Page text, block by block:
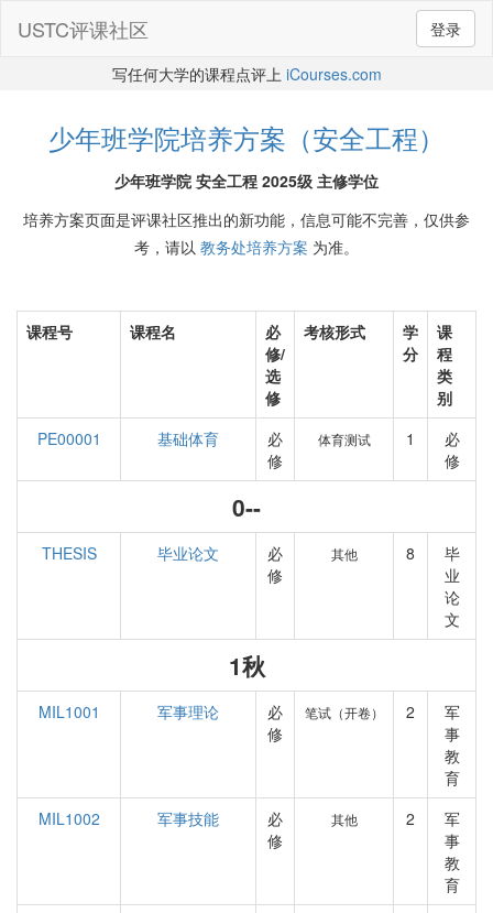
登录
USTC评课社区
写任何大学的课程点评上 iCourses.com
少年班学院培养方案（安全工程）
少年班学院 安全工程 2025级 主修学位
培养方案页面是评课社区推出的新功能，信息可能不完善，仅供参
考，请以 教务处培养方案 为准。
课程号 课程名
必
修/
选
修
考核形式
学
分
课
程
类
别
PE00001
基础体育
必
修
体育测试 1
必
修
0--
THESIS 毕业论文
必
修
其他 8
毕
业
论
文
1秋
MIL1001 军事理论
必
修
笔试（开卷） 2
军
事
教
育
MIL1002
军事技能
必
修
其他 2
军
事
教
育